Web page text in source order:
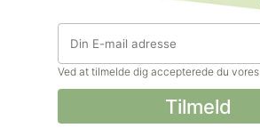
Ved at tilmelde dig accepterede du vores